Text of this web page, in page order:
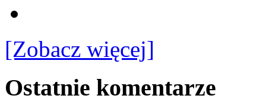
[Zobacz więcej]
Ostatnie komentarze